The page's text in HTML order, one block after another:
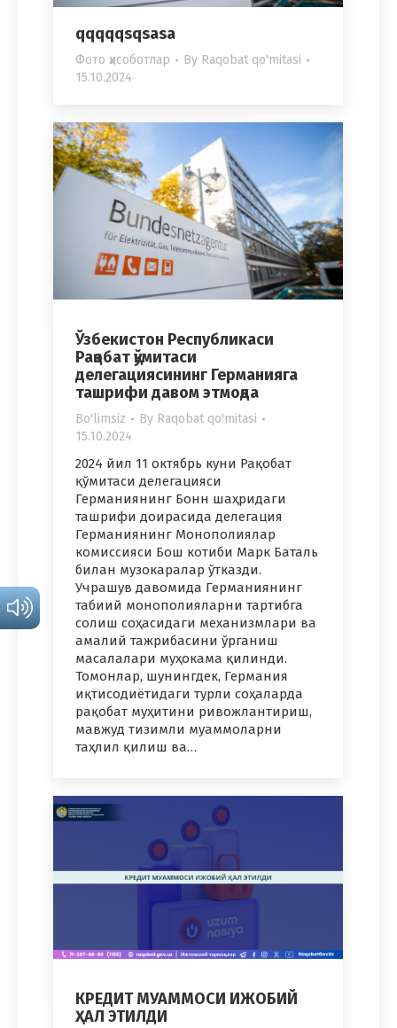
qqqqqsqsasa
Фото ҳисоботлар By Raqobat qo'mitasi
15.10.2024
Ўзбекистон Республикаси
Рақобат қўмитаси
делегациясининг Германияга
ташрифи давом этмоқда
Bo'limsiz By Raqobat qo'mitasi
15.10.2024
2024 йил 11 октябрь куни Рақобат
қўмитаси делегацияси
Германиянинг Бонн шаҳридаги
ташрифи доирасида делегация
Германиянинг Монополиялар
комиссияси Бош котиби Марк Баталь
билан музокаралар ўтказди.
Учрашув давомида Германиянинг
табиий монополияларни тартибга
солиш соҳасидаги механизмлари ва
амалий тажрибасини ўрганиш
масалалари муҳокама қилинди.
Томонлар, шунингдек, Германия
иқтисодиётидаги турли соҳаларда
рақобат муҳитини ривожлантириш,
мавжуд тизимли муаммоларни
таҳлил қилиш ва…
КРЕДИТ МУАММОСИ ИЖОБИЙ
ҲАЛ ЭТИЛДИ